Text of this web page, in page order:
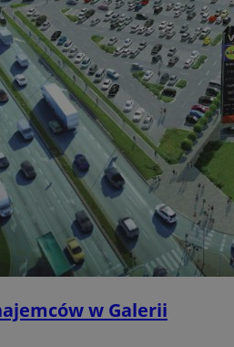
w Galerii